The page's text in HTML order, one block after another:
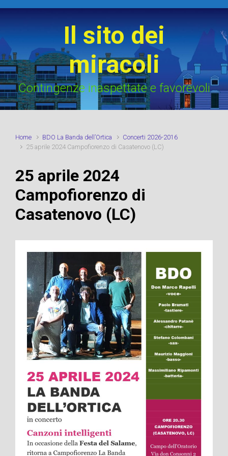
Il sito dei
miracoli
Contingenze inaspettate e favorevoli
Home BDO La Banda dell’Ortica
Concerti 2026-2016
25 aprile 2024 Campofiorenzo di Casatenovo (LC)
25 aprile 2024
Campofiorenzo di
Casatenovo (LC)